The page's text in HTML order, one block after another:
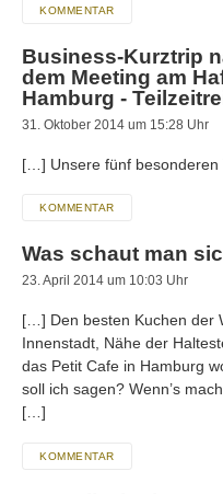
KOMMENTAR
Business-Kurztrip
dem Meeting am
Hamburg -
31. Oktober 2014 um 15:28 Uhr
[…] Unsere fünf
KOMMENTAR
Was schaut man
23. April 2014 um 10:03 Uhr
[…] Den besten Kuchen der
Innenstadt, Nähe der
das Petit Cafe in Hamburg
soll ich sagen? Wenn’s
[…]
KOMMENTAR